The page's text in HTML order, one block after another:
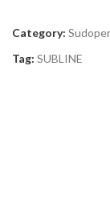
Category:
Tag: SUBLINE